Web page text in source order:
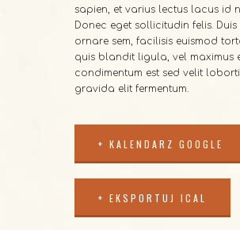
sapien, et varius lectus lacus id
Donec eget sollicitudin felis. Duis
ornare sem, facilisis euismod
quis blandit ligula, vel maximus
condimentum est sed velit
gravida elit fermentum.
+ KALENDARZ GOOGLE
+ EKSPORTUJ ICAL